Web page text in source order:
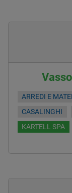
ARREDI E
CASALINGHI
KARTELL SPA